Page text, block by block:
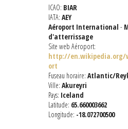
ICAO: BIAR
IATA: AEY
Aéroport International -
d'atterrissage
Site web Aéroport:
http://en.wikipedia.org/
ort
Fuseau horaire: Atlantic/
Ville: Akureyri
Pays: Iceland
Latitude: 65.660003662
Longitude: -18.072700500